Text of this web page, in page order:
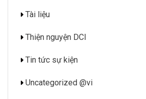
Tài liệu
Thiện nguyện DCI
Tin tức sự kiện
Uncategorized @vi